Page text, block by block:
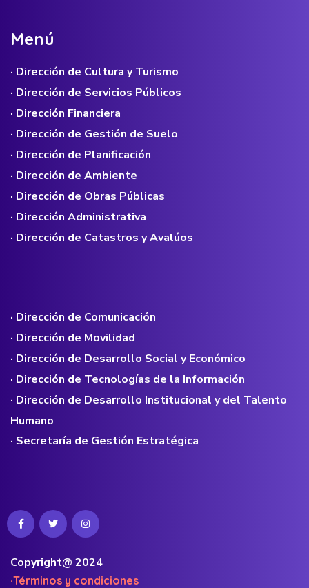
Menú
· Dirección de Cultura y Turismo
· Dirección de Servicios Públicos
· Dirección Financiera
· Dirección de Gestión de Suelo
· Dirección de Planificación
· Dirección de Ambiente
· Dirección de Obras Públicas
· Dirección Administrativa
· Dirección de Catastros y Avalúos
· Dirección de Comunicación
· Dirección de Movilidad
· Dirección de Desarrollo Social y Económico
· Dirección de Tecnologías de la Información
· Dirección de Desarrollo Institucional y del Talento
Humano
· Secretaría de Gestión Estratégica
Copyright@ 2024
·Términos y condiciones